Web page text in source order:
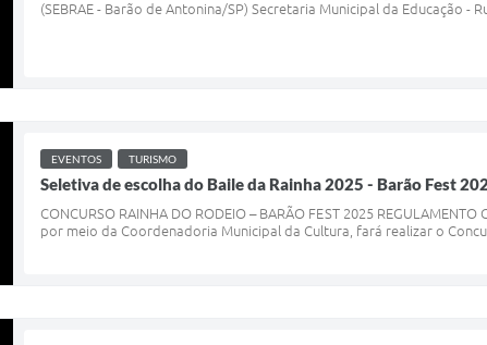
(SEBRAE - Barão de Antonina/SP) Secretaria Municipal da Educação -
EVENTOS TURISMO
Seletiva de escolha do Baile da Rainha 2025 - Barão Fest
CONCURSO RAINHA DO RODEIO – BARÃO FEST 2025
por meio da Coordenadoria Municipal da Cultura, fará realizar o